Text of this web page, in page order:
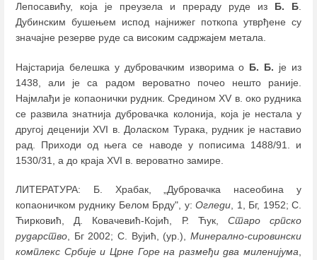
Лепосавићу, која је преузела и прераду руде из Б. Б.
Дубинским бушењем испод најнижег поткопа утврђене су
значајне резерве руде са високим садржајем метала.
Најстарија белешка у дубровачким изворима о Б. Б. је из
1438, али је са радом вероватно почео нешто раније.
Најмлађи је копаонички рудник. Средином XV в. око рудника
се развила знатнија дубровачка колонија, која је нестала у
другој деценији XVI в. Доласком Турака, рудник је наставио
рад. Приходи од њега се наводе у пописима 1488/91. и
1530/31, а до краја XVI в. вероватно замире.
ЛИТЕРАТУРА: Б. Храбак, „Дубровачка насеобина у
копаоничком руднику Белом Брду", у:Огледи , 1, Бг, 1952; С.
Ћирковић, Д. Ковачевић-Којић, Р. Ћук, Старо српско
рударство , Бг 2002; С. Вујић, (ур.), Минерално-сировински
комплекс Србије и Црне Горе на размеђи два миленијума